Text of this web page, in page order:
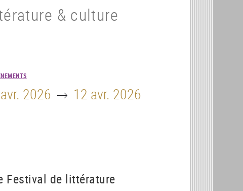
& culture
2026 Until12 avr. 2026
Festival de littérature